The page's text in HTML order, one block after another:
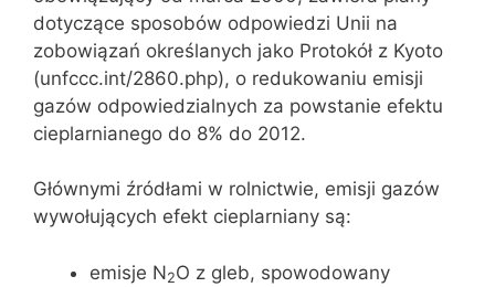
dotyczące sposobów odpowiedzi Unii na
zobowiązań określanych jako Protokół z Kyoto
(unfccc.int/2860.php), o redukowaniu emisji
gazów odpowiedzialnych za powstanie efektu
cieplarnianego do 8% do 2012.
Głównymi źródłami w rolnictwie, emisji gazów
wywołujących efekt cieplarniany są:
emisje N2O z gleb, spowodowany